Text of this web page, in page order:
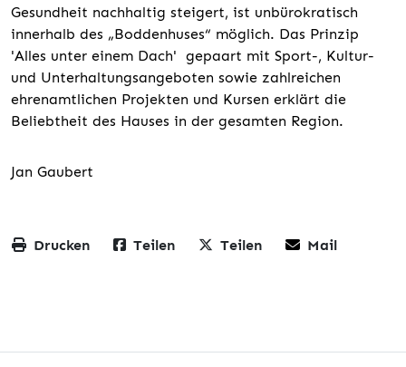
Gesundheit nachhaltig steigert, ist unbürokratisch
innerhalb des „Boddenhuses“ möglich. Das Prinzip
'Alles unter einem Dach' gepaart mit Sport-, Kultur-
und Unterhaltungsangeboten sowie zahlreichen
ehrenamtlichen Projekten und Kursen erklärt die
Beliebtheit des Hauses in der gesamten Region.
Jan Gaubert
Drucken Teilen Teilen Mail